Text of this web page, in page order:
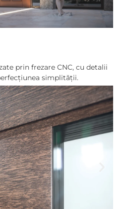
prin frezare CNC, cu detalii
simplității.